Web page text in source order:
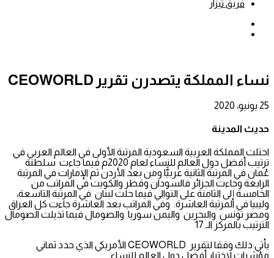
فريق تيزار
نساء المملكة يتصدرن تقرير CEOWORLD
25 يونيو، 2020
حديث المدينة
احتلت المملكة العربية السعودية المرتبة الأولى في العالم العربي في
ترتيب أفضل دول العالم للنساء لعام 2020م فيما جاءت سلطنة
عُمان في المرتبة الثانية عربيًّا ومن بعد الأردن ثم الإمارات في المرتبة
الرابعة وجاءت الجزائر فالسودان وقطر والكويت في المراتب من
الخامسة إلى الثامنة على التوالي فيما حلت لبنان في المرتبة التاسعة،
وليبيا في المرتبة العاشرة. وفي المراتب بعد العاشرة جاءت كل العراق
ومصر تونس والبحرين واليمن سوريا والصومال فيما تذيلت الصومال
الترتيب بالمركز الـ 17
يأتي ذلك وققا لتقرير CEOWORLD الأمريكي الذي حدد ثماني
مؤشرات لاختيار أفضل دول العالم للنساء.